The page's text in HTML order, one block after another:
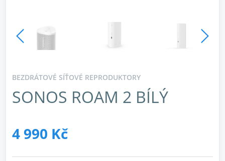
BEZDRÁTOVÉ SÍŤOVÉ REPRODUKTORY
SONOS ROAM 2 BÍLÝ
4 990 Kč